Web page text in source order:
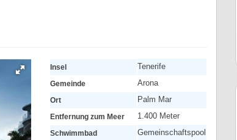
Insel Tenerife
Gemeinde Arona
Ort Palm Mar
Entfernung zum Meer 1.400 Meter
Schwimmbad Gemeinschaftspool